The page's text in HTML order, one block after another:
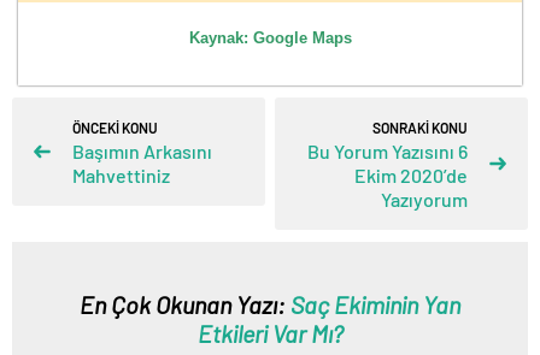
Kaynak: Google Maps
ÖNCEKİ KONU
Başımın Arkasını
Mahvettiniz
SONRAKİ KONU
Bu Yorum Yazısını 6
Ekim 2020’de
Yazıyorum
En Çok Okunan Yazı: Saç Ekiminin Yan
Etkileri Var Mı?